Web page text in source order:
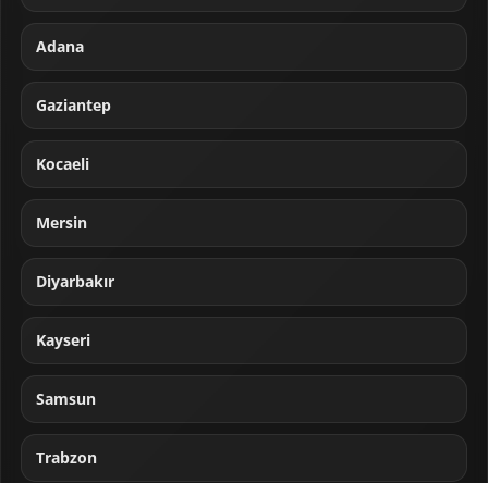
Adana
Gaziantep
Kocaeli
Mersin
Diyarbakır
Kayseri
Samsun
Trabzon